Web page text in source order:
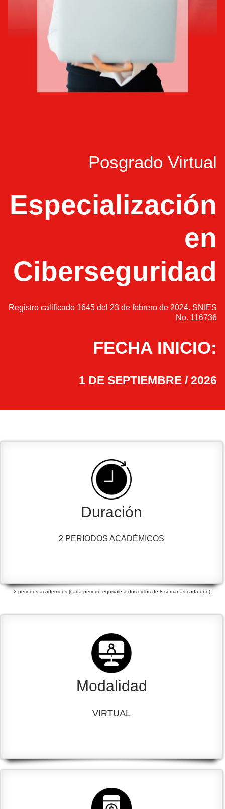
Posgrado Virtual
Especialización
en
Ciberseguridad
Registro calificado 1645 del 23 de febrero de 2024. SNIES
No. 116736
FECHA INICIO:
1 DE SEPTIEMBRE / 2026
Duración
2 PERIODOS ACADÉMICOS
2 periodos académicos (cada periodo equivale a dos ciclos de 8 semanas cada uno).
Modalidad
VIRTUAL